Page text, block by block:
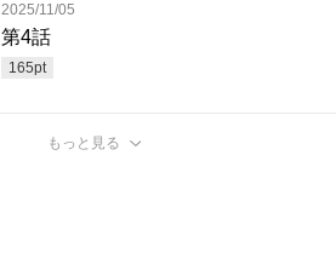
2025/11/05
第4話
165pt
もっと見る